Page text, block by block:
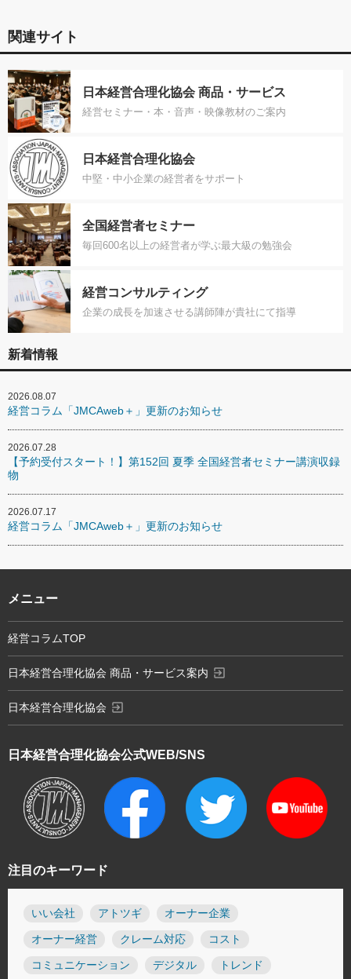
関連サイト
日本経営合理化協会 商品・サービス
経営セミナー・本・音声・映像教材のご案内
日本経営合理化協会
中堅・中小企業の経営者をサポート
全国経営者セミナー
毎回600名以上の経営者が学ぶ最大級の勉強会
経営コンサルティング
企業の成長を加速させる講師陣が貴社にて指導
新着情報
2026.08.07
経営コラム「JMCAweb＋」更新のお知らせ
2026.07.28
【予約受付スタート！】第152回 夏季 全国経営者セミナー講演収録
物
2026.07.17
経営コラム「JMCAweb＋」更新のお知らせ
注目のキーワード
いい会社 アトツギ オーナー企業
オーナー経営 クレーム対応 コスト
コミュニケーション デジタル トレンド
日本経営合理化協会公式WEB/SNS
メニュー
経営コラムTOP
日本経営合理化協会 商品・サービス案内 exit_to_app
日本経営合理化協会 exit_to_app